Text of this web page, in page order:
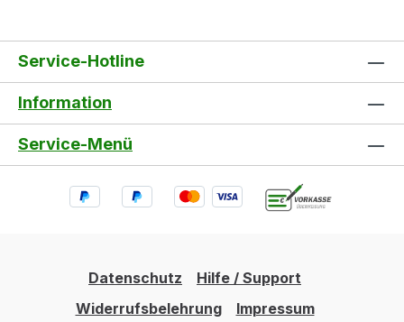
Service-Hotline
Information
Service-Menü
Datenschutz
Hilfe / Support
Widerrufsbelehrung
Impressum